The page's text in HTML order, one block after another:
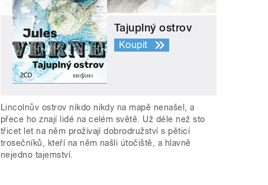
Tajuplný ostrov
Koupit
Lincolnův ostrov nikdo nikdy na mapě nenašel, a
přece ho znají lidé na celém světě. Už déle než sto
třicet let na něm prožívají dobrodružství s pěticí
trosečníků, kteří na něm našli útočiště, a hlavně
nejedno tajemství.